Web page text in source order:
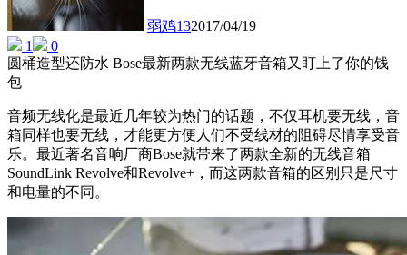
弱鸡132017/04/19
1
0
圆桶造型还防水 Bose最新两款无线蓝牙音箱又盯上了你的钱
包
音频无线化是最近几年较为热门的话题，不仅耳机要无线，音
箱同样也要无线，才能更方便人们不受线材的阻碍尽情享受音
乐。最近著名音响厂商Bose就带来了两款全新的无线音箱
SoundLink Revolve和Revolve+，而这两款音箱的区别只是尺寸
和电量的不同。